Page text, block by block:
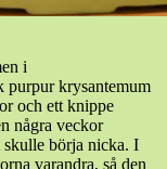
i
purpur krysantemum
och ett knippe
några veckor
skulle börja nicka. I
varandra, så den